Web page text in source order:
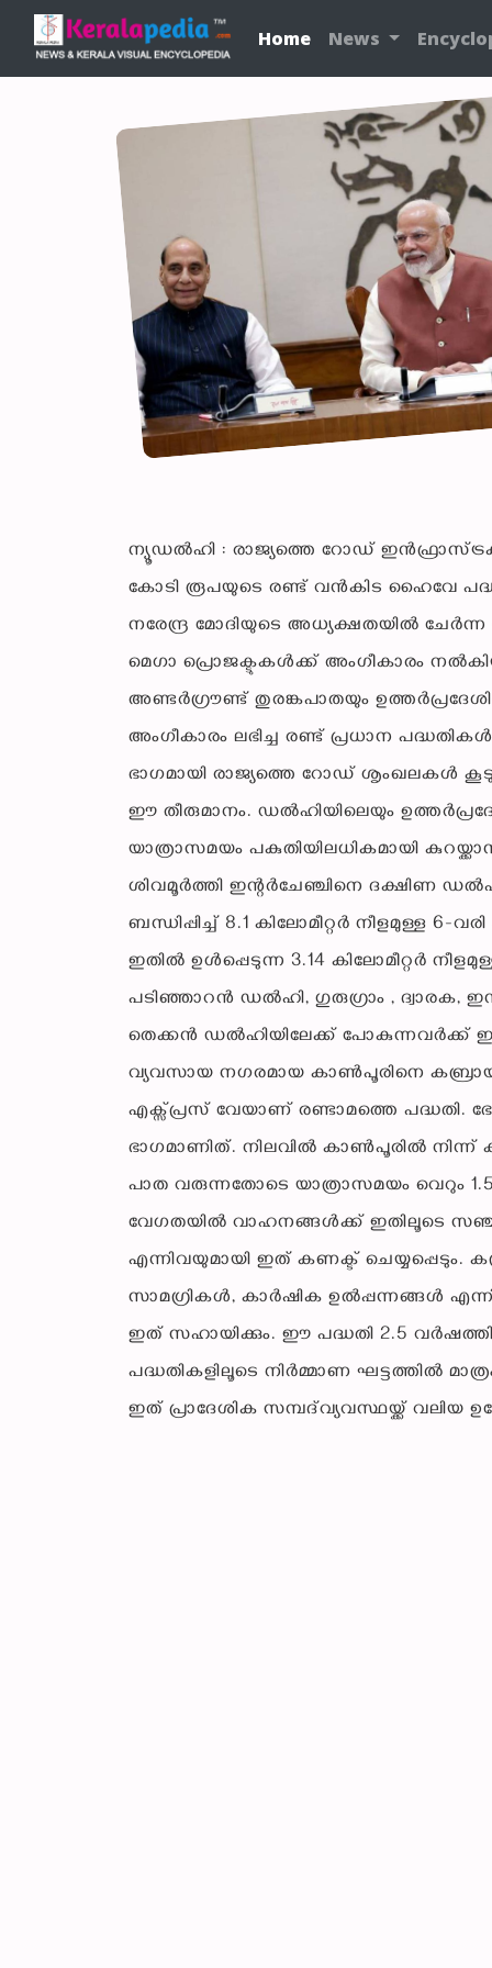
Home News
ന്യൂഡൽഹി : രാജ്യത്തെ റോഡ്
കോടി രൂപയുടെ രണ്ട് വൻകിട ഹൈവേ
നരേന്ദ്ര മോദിയുടെ അധ്യക്ഷതയിൽ
മെഗാ പ്രൊജക്ടുകൾക്ക് അംഗീകാരം
അണ്ടർഗ്രൗണ്ട് തുരങ്കപാതയും
അംഗീകാരം ലഭിച്ച രണ്ട് പ്രധാന പദ്ധതികൾ.
ഭാഗമായി രാജ്യത്തെ റോഡ് ശൃംഖലകൾ
ഈ തീരുമാനം. ഡൽഹിയിലെയും
യാത്രാസമയം പകുതിയിലധികമായി
ശിവമൂർത്തി ഇന്റർചേഞ്ചിനെ ദക്ഷിണ
ബന്ധിപ്പിച്ച് 8.1 കിലോമീറ്റർ നീളമുള്ള 6-
ഇതിൽ ഉൾപ്പെടുന്ന 3.14 കിലോമീറ്റർ
പടിഞ്ഞാറൻ ഡൽഹി, ഗുരുഗ്രാം , ദ്വാരക,
തെക്കൻ ഡൽഹിയിലേക്ക് പോകുന്നവർക്ക്
വ്യവസായ നഗരമായ കാൺപൂരിനെ
എക്സ്പ്രസ് വേയാണ് രണ്ടാമത്തെ പദ്ധതി.
ഭാഗമാണിത്. നിലവിൽ കാൺപൂരിൽ നിന്ന്
പാത വരുന്നതോടെ യാത്രാസമയം വെറും 1.5
വേഗതയിൽ വാഹനങ്ങൾക്ക് ഇതിലൂടെ
എന്നിവയുമായി ഇത് കണക്ട് ചെയ്യപ്പെടും.
സാമഗ്രികൾ, കാർഷിക ഉൽപ്പന്നങ്ങൾ
ഇത് സഹായിക്കും. ഈ പദ്ധതി 2.5
പദ്ധതികളിലൂടെ നിർമ്മാണ ഘട്ടത്തിൽ
ഇത് പ്രാദേശിക സമ്പദ്‌വ്യവസ്ഥയ്ക്ക് വലിയ